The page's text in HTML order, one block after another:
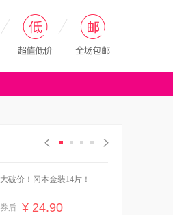
大破价！冈本金装14片！
券后 ¥ 24.90